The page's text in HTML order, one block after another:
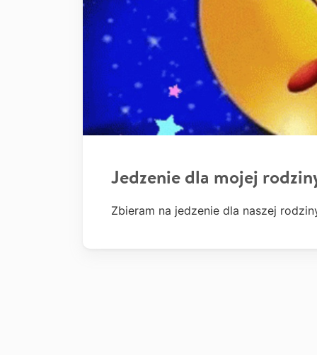
Jedzenie dla mojej
Zbieram na jedzenie dla naszej